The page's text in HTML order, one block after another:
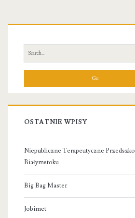
Primary
Sidebar
Search
for:
OSTATNIE WPISY
Niepubliczne Terapeutyczne
Białymstoku
Big Bag Master
Jobimet